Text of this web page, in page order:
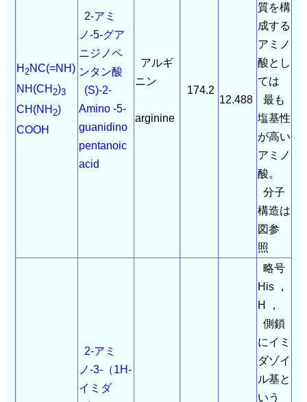
H 2NC(=NH)
NH(CH 2)3
CH(NH 2)
COOH
2-アミ
ノ-5-グア
ニジノペ
ンタン酸
(S)-2-
Amino -5-
guanidino
pentanoic
acid
アルギ
ニン
arginine
174.2
12.488
質を構
成する
アミノ
酸とし
ては
最も
塩基性
が高い
アミノ
酸。
分子
構造は
図参
照
2-アミ
ノ-3-（1H-
イミダ
略号
His ，
H ，
側鎖
にイミ
ダゾイ
ル基と
いう